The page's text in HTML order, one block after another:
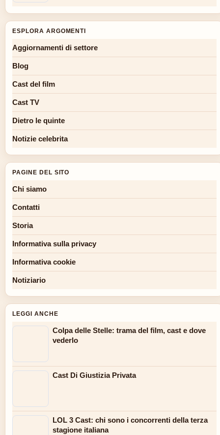
ESPLORA ARGOMENTI
Aggiornamenti di settore
Blog
Cast del film
Cast TV
Dietro le quinte
Notizie celebrita
PAGINE DEL SITO
Chi siamo
Contatti
Storia
Informativa sulla privacy
Informativa cookie
Notiziario
LEGGI ANCHE
Colpa delle Stelle: trama del film, cast e dove
vederlo
Cast Di Giustizia Privata
LOL 3 Cast: chi sono i concorrenti della terza
stagione italiana